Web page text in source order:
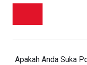
Apakah Anda Suka